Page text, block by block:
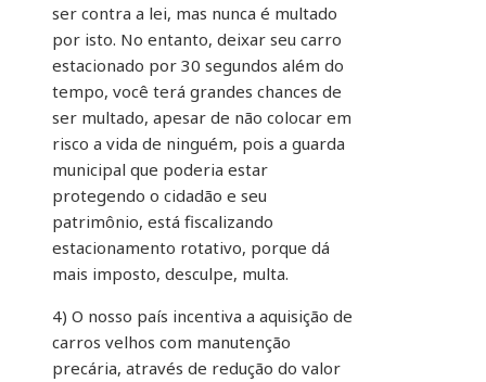
ser contra a lei, mas nunca é multado
por isto. No entanto, deixar seu carro
estacionado por 30 segundos além do
tempo, você terá grandes chances de
ser multado, apesar de não colocar em
risco a vida de ninguém, pois a guarda
municipal que poderia estar
protegendo o cidadão e seu
patrimônio, está fiscalizando
estacionamento rotativo, porque dá
mais imposto, desculpe, multa.
4) O nosso país incentiva a aquisição de
carros velhos com manutenção
precária, através de redução do valor